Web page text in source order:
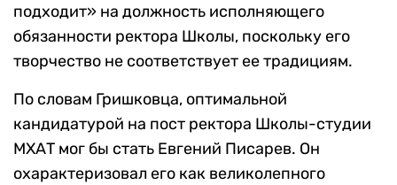
подходит» на должность исполняющего
обязанности ректора Школы, поскольку его
творчество не соответствует ее традициям.
По словам Гришковца, оптимальной
кандидатурой на пост ректора Школы-студии
МХАТ мог бы стать Евгений Писарев. Он
охарактеризовал его как великолепного